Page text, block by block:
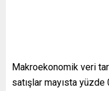
Makroekonomik veri
satışlar mayısta